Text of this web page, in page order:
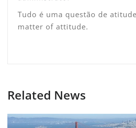
Tudo é uma questão de
matter of attitude.
Related News